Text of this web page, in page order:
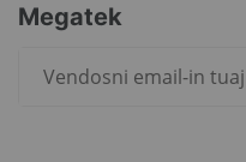
Megatek